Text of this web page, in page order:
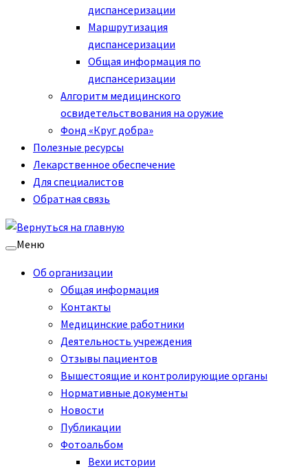
диспансеризации
Маршрутизация
диспансеризации
Общая информация по
диспансеризации
Алгоритм медицинского
освидетельствования на оружие
Фонд «Круг добра»
Полезные ресурсы
Лекарственное обеспечение
Для специалистов
Обратная связь
Меню
Об организации
Общая информация
Контакты
Медицинские работники
Деятельность учреждения
Отзывы пациентов
Вышестоящие и контролирующие органы
Нормативные документы
Новости
Публикации
Фотоальбом
Вехи истории